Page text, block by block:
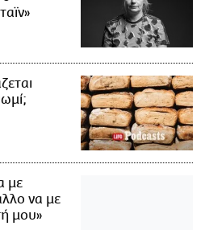
με
να με
μου»